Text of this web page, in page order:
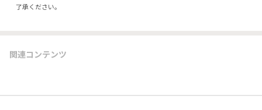
了承ください。
関連コンテンツ